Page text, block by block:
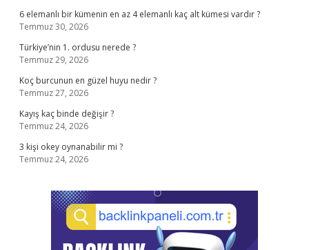
6 elemanlı bir kümenin en az 4 elemanlı kaç alt kümesi vardır ?
Temmuz 30, 2026
Türkiye’nin 1. ordusu nerede ?
Temmuz 29, 2026
Koç burcunun en güzel huyu nedir ?
Temmuz 27, 2026
Kayış kaç binde değişir ?
Temmuz 24, 2026
3 kişi okey oynanabilir mi ?
Temmuz 24, 2026